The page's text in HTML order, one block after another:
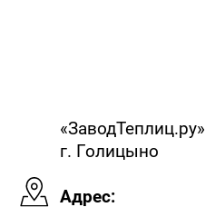
«ЗаводТеплиц.ру»
г. Голицыно
Адрес: